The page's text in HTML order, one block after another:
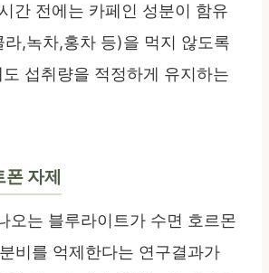
간 전에는 카페인 성분이 함유
,녹차,홍차 등)을 먹지 않도록
섭취량을 적정하게 유지하는
자제
오는 블루라이트가 수면 호르몬
비를 억제한다는 연구결과가